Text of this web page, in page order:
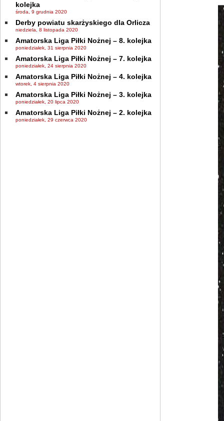
kolejka
środa, 9 grudnia 2020
Derby powiatu skarżyskiego dla Orlicza
niedziela, 8 listopada 2020
Amatorska Liga Piłki Nożnej – 8. kolejka
poniedziałek, 31 sierpnia 2020
Amatorska Liga Piłki Nożnej – 7. kolejka
poniedziałek, 24 sierpnia 2020
Amatorska Liga Piłki Nożnej – 4. kolejka
wtorek, 4 sierpnia 2020
Amatorska Liga Piłki Nożnej – 3. kolejka
poniedziałek, 20 lipca 2020
Amatorska Liga Piłki Nożnej – 2. kolejka
poniedziałek, 29 czerwca 2020